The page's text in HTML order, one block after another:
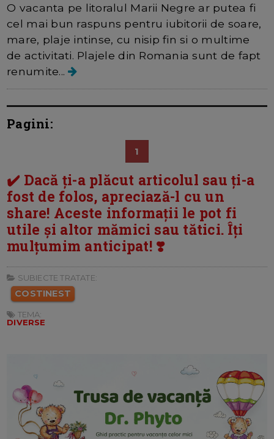
O vacanta pe litoralul Marii Negre ar putea fi
cel mai bun raspuns pentru iubitorii de soare,
mare, plaje intinse, cu nisip fin si o multime
de activitati. Plajele din Romania sunt de fapt
renumite...
Pagini:
1
✔️ Dacă ți-a plăcut articolul sau ți-a
fost de folos, apreciază-l cu un
share! Aceste informații le pot fi
utile și altor mămici sau tătici. Îți
mulțumim anticipat! ❣️
SUBIECTE TRATATE:
COSTINEST
TEMA:
DIVERSE